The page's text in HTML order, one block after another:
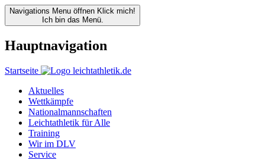
Navigations Menu öffnen Klick mich!
Ich bin das Menü.
Hauptnavigation
Startseite
Aktuelles
Wettkämpfe
Nationalmannschaften
Leichtathletik für Alle
Training
Wir im DLV
Service